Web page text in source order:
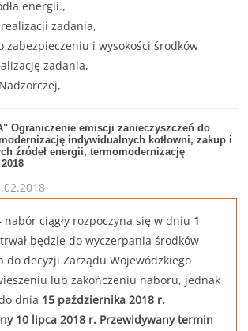
energii.,
zadania,
zabezpieczeniu i wysokości środków
zadania,
Ograniczenie emiscji zanieczyszczeń do
indywidualnych kotłowni, zakup i
źródeł energii, termomodernizację
nabór ciągły rozpoczyna się w dniu 1
będzie do wyczerpania środków
do decyzji Zarządu Wojewódzkiego
lub zakończeniu naboru, jednak
dnia 15 października 2018 r.
10 lipca 2018 r. Przewidywany termin